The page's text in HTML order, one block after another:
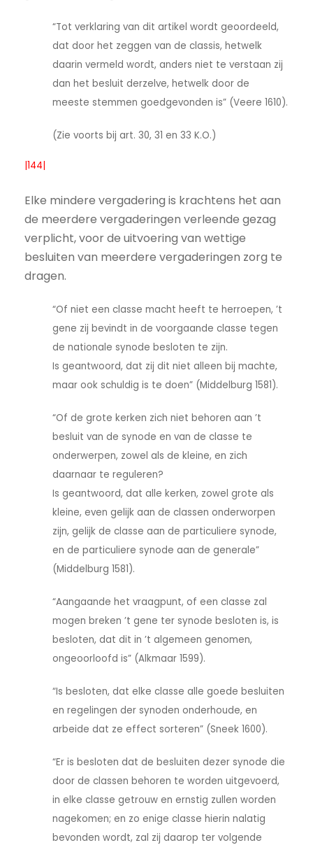
“Tot verklaring van dit artikel wordt geoordeeld,
dat door het zeggen van de classis, hetwelk
daarin vermeld wordt, anders niet te verstaan zij
dan het besluit derzelve, hetwelk door de
meeste stemmen goedgevonden is” (Veere 1610).
(Zie voorts bij art. 30, 31 en 33 K.O.)
|144|
Elke mindere vergadering is krachtens het aan
de meerdere vergaderingen verleende gezag
verplicht, voor de uitvoering van wettige
besluiten van meerdere vergaderingen zorg te
dragen.
“Of niet een classe macht heeft te herroepen, ’t
gene zij bevindt in de voorgaande classe tegen
de nationale synode besloten te zijn.
Is geantwoord, dat zij dit niet alleen bij machte,
maar ook schuldig is te doen” (Middelburg 1581).
“Of de grote kerken zich niet behoren aan ’t
besluit van de synode en van de classe te
onderwerpen, zowel als de kleine, en zich
daarnaar te reguleren?
Is geantwoord, dat alle kerken, zowel grote als
kleine, even gelijk aan de classen onderworpen
zijn, gelijk de classe aan de particuliere synode,
en de particuliere synode aan de generale”
(Middelburg 1581).
“Aangaande het vraagpunt, of een classe zal
mogen breken ’t gene ter synode besloten is, is
besloten, dat dit in ’t algemeen genomen,
ongeoorloofd is” (Alkmaar 1599).
“Is besloten, dat elke classe alle goede besluiten
en regelingen der synoden onderhoude, en
arbeide dat ze effect sorteren” (Sneek 1600).
“Er is besloten dat de besluiten dezer synode die
door de classen behoren te worden uitgevoerd,
in elke classe getrouw en ernstig zullen worden
nagekomen; en zo enige classe hierin nalatig
bevonden wordt, zal zij daarop ter volgende